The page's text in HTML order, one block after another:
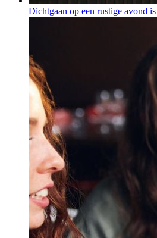
Dichtgaan op een rustige avond